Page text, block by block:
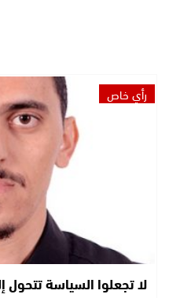
رأي خاص
لا تجعلوا السياسة تتحول